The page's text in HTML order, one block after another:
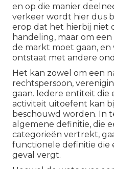
en op die manier
verkeer wordt hier dus
erop dat het hierbij niet
handeling, maar om
de markt moet gaan,
ontstaat met andere
Het kan zowel om een
rechtspersoon,
gaan. Iedere entiteit die
activiteit uitoefent kan
beschouwd worden. In
algemene definitie, die
categorieën vertrekt,
functionele definitie die
geval vergt.